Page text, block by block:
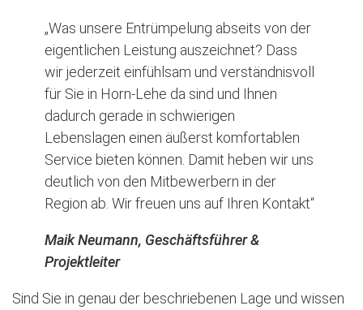
„Was unsere Entrümpelung abseits von der
eigentlichen Leistung auszeichnet? Dass
wir jederzeit einfühlsam und verständnisvoll
für Sie in Horn-Lehe da sind und Ihnen
dadurch gerade in schwierigen
Lebenslagen einen äußerst komfortablen
Service bieten können. Damit heben wir uns
deutlich von den Mitbewerbern in der
Region ab. Wir freuen uns auf Ihren Kontakt“
Maik Neumann, Geschäftsführer &
Projektleiter
Sind Sie in genau der beschriebenen Lage und wissen